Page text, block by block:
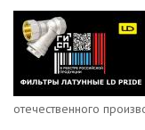
отечественного